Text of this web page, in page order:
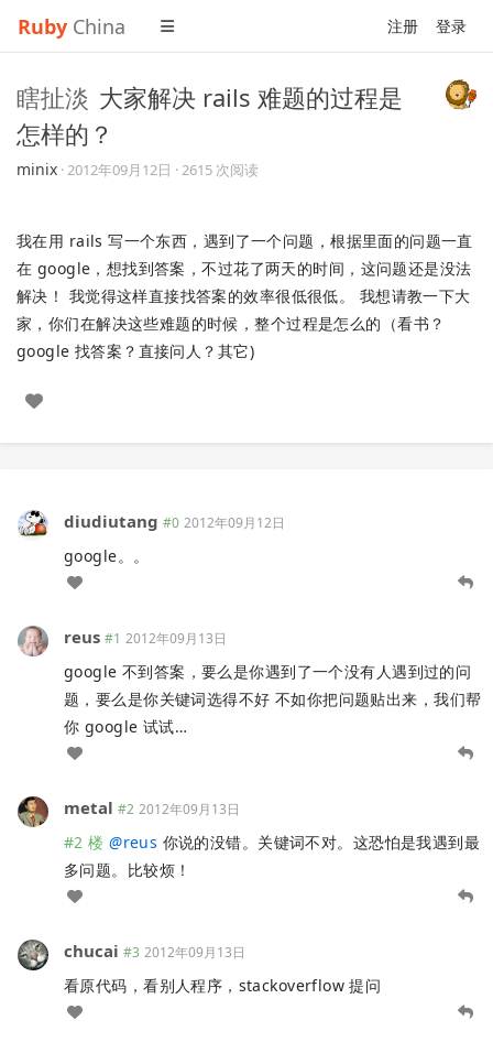
Ruby China 注册 登录
瞎扯淡 大家解决 rails 难题的过程是
怎样的？
minix ·2012年09月12日 · 2615 次阅读
我在用 rails 写一个东西，遇到了一个问题，根据里面的问题一直
在 google，想找到答案，不过花了两天的时间，这问题还是没法
解决！ 我觉得这样直接找答案的效率很低很低。 我想请教一下大
家，你们在解决这些难题的时候，整个过程是怎么的（看书？
google 找答案？直接问人？其它)
diudiutang #0 2012年09月12日
google。。
reus #1 2012年09月13日
google 不到答案，要么是你遇到了一个没有人遇到过的问
题，要么是你关键词选得不好 不如你把问题贴出来，我们帮
你 google 试试…
metal #2 2012年09月13日
#2 楼 @reus 你说的没错。关键词不对。这恐怕是我遇到最
多问题。比较烦！
chucai #3 2012年09月13日
看原代码，看别人程序，stackoverflow 提问